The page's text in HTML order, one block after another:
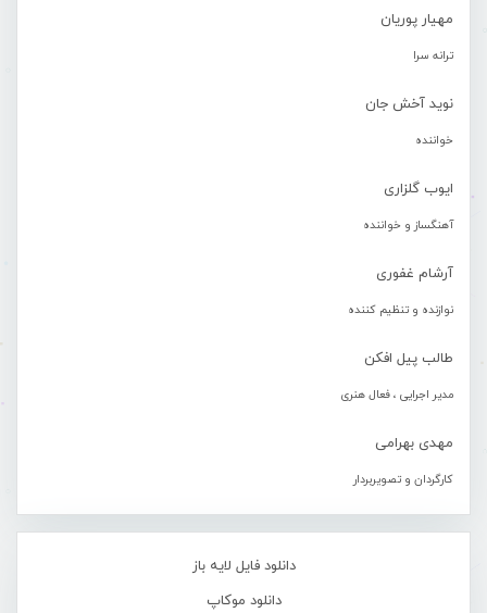
مهیار پوریان
ترانه سرا
نوید آخش جان
خواننده
ایوب گلزاری
آهنگساز و خواننده
آرشام غفوری
نوازنده و تنظیم کننده
طالب پیل افکن
مدیر اجرایی ، فعال هنری
مهدی بهرامی
کارگردان و تصویربردار
دانلود فایل لایه باز
دانلود موکاپ